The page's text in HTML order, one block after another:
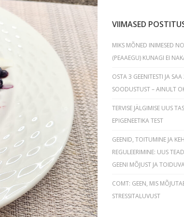
VIIMASED
MIKS MÕNED INIMESED
(PEAAEGU) KUNAGI EI
OSTA 3 GEENITESTI JA
SOODUSTUST – AINULT
TERVISE JÄLGIMISE UUS
EPIGENEETIKA TEST
GEENID, TOITUMINE JA
REGULEERIMINE: UUS
GEENI MÕJUST JA
COMT: GEEN, MIS
STRESSITALUVUST